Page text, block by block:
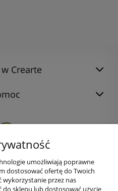
Crearte
umożliwiają poprawne
dostosować ofertę do Twoich
wykorzystanie przez nas
sklepu lub dostosować użycie